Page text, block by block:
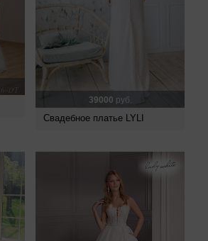
39000 руб.
Свадебное платье LYLI